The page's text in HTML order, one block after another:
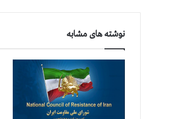
ی
ا
ن
نوشته های مشابه